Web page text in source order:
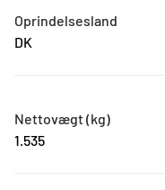
Oprindelsesland
DK
Nettovægt (kg)
1.535